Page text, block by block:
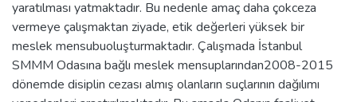
yaratılması yatmaktadır. Bu nedenle amaç daha çokceza
vermeye çalışmaktan ziyade, etik değerleri yüksek bir
meslek mensubuoluşturmaktadır. Çalışmada İstanbul
SMMM Odasına bağlı meslek mensuplarından2008-2015
dönemde disiplin cezası almış olanların suçlarının dağılımı